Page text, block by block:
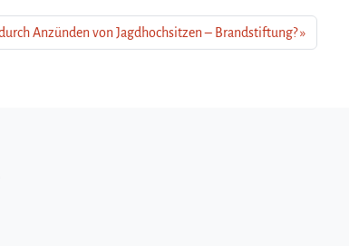
Anzünden von Jagdhochsitzen – Brandstiftung?